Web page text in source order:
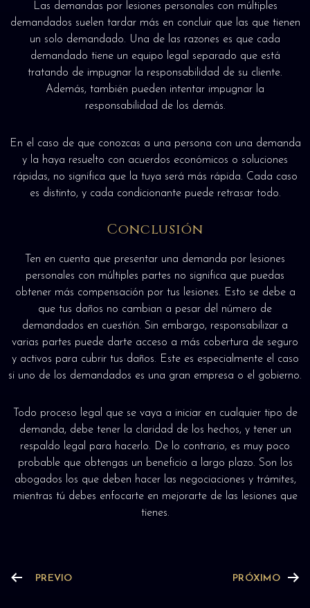
Las demandas por lesiones personales con múltiples
demandados suelen tardar más en concluir que las que tienen
un solo demandado. Una de las razones es que cada
demandado tiene un equipo legal separado que está
tratando de impugnar la responsabilidad de su cliente.
Además, también pueden intentar impugnar la
responsabilidad de los demás.
En el caso de que conozcas a una persona con una demanda
y la haya resuelto con acuerdos económicos o soluciones
rápidas, no significa que la tuya será más rápida. Cada caso
es distinto, y cada condicionante puede retrasar todo.
Conclusión
Ten en cuenta que presentar una demanda por lesiones
personales con múltiples partes no significa que puedas
obtener más compensación por tus lesiones. Esto se debe a
que tus daños no cambian a pesar del número de
demandados en cuestión. Sin embargo, responsabilizar a
varias partes puede darte acceso a más cobertura de seguro
y activos para cubrir tus daños. Este es especialmente el caso
si uno de los demandados es una gran empresa o el gobierno.
Todo proceso legal que se vaya a iniciar en cualquier tipo de
demanda, debe tener la claridad de los hechos, y tener un
respaldo legal para hacerlo. De lo contrario, es muy poco
probable que obtengas un beneficio a largo plazo. Son los
abogados los que deben hacer las negociaciones y trámites,
mientras tú debes enfocarte en mejorarte de las lesiones que
tienes.
PREVIO PRÓXIMO